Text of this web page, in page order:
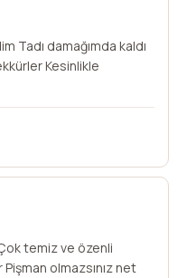
Tadı damağımda kaldı
Kesinlikle
temiz ve özenli
olmazsınız net